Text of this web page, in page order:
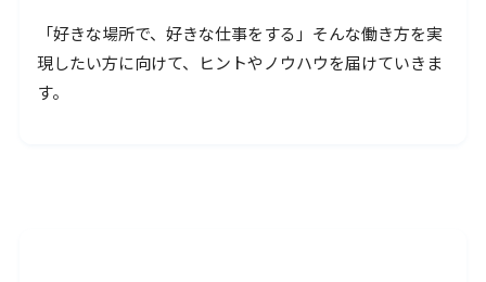
「好きな場所で、好きな仕事をする」そんな働き方を実
現したい方に向けて、ヒントやノウハウを届けていきま
す。